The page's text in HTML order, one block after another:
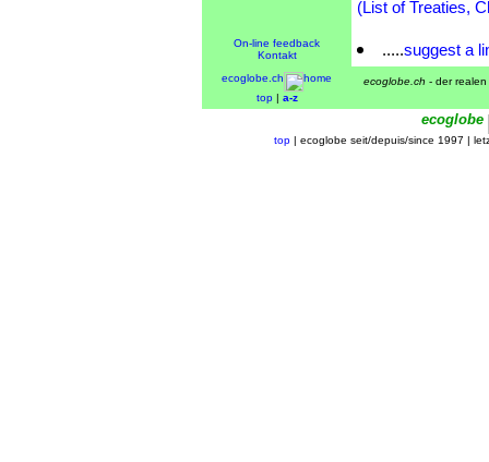
(List of Treaties,
.....suggest a
On-line feedback
Kontakt
ecoglobe.ch
home
top| a-z
ecoglobe.ch - der
ecoglobe
top | ecoglobe seit/depuis/since 1997 |